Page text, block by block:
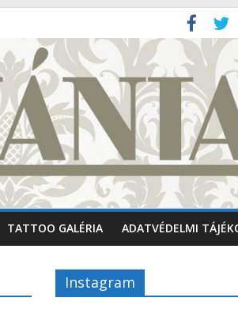
TATTOO GALÉRIA ADATVÉDELMI
Instagram